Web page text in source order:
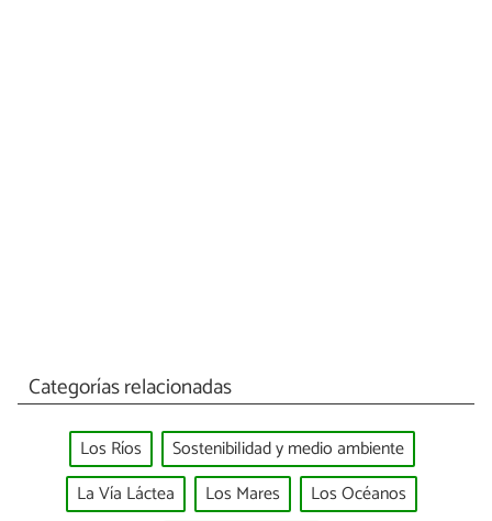
Categorías relacionadas
Los Ríos
Sostenibilidad y medio ambiente
La Vía Láctea
Los Mares
Los Océanos